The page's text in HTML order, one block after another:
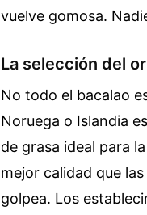
vuelve gomosa.
La selección del
No todo el bacalao
Noruega o Islandia
de grasa ideal para
mejor calidad que
golpea. Los